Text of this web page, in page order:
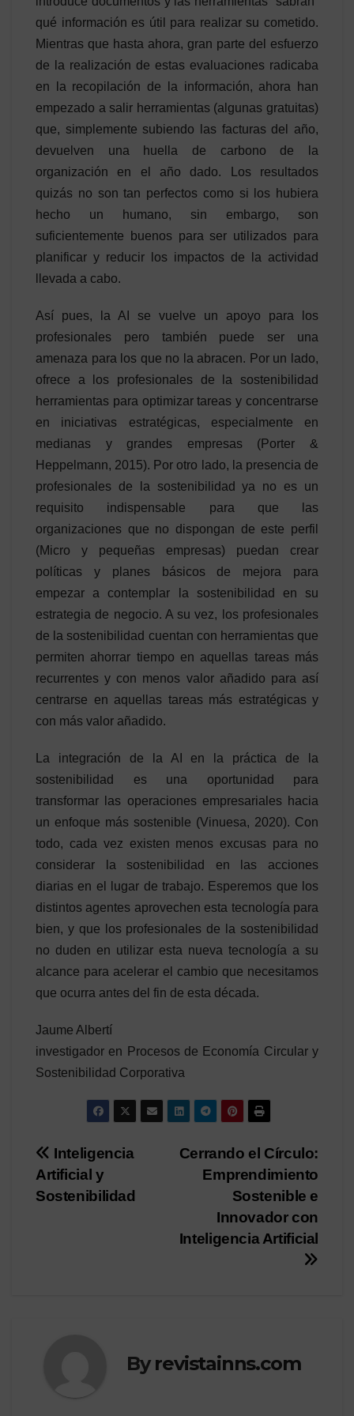
qué información es útil para realizar su cometido.
Mientras que hasta ahora, gran parte del esfuerzo
de la realización de estas evaluaciones radicaba
en la recopilación de la información, ahora han
empezado a salir herramientas (algunas gratuitas)
que, simplemente subiendo las facturas del año,
devuelven una huella de carbono de la
organización en el año dado. Los resultados
quizás no son tan perfectos como si los hubiera
hecho un humano, sin embargo, son
suficientemente buenos para ser utilizados para
planificar y reducir los impactos de la actividad
llevada a cabo.
Así pues, la AI se vuelve un apoyo para los
profesionales pero también puede ser una
amenaza para los que no la abracen. Por un lado,
ofrece a los profesionales de la sostenibilidad
herramientas para optimizar tareas y concentrarse
en iniciativas estratégicas, especialmente en
medianas y grandes empresas (Porter &
Heppelmann, 2015). Por otro lado, la presencia de
profesionales de la sostenibilidad ya no es un
requisito indispensable para que las
organizaciones que no dispongan de este perfil
(Micro y pequeñas empresas) puedan crear
políticas y planes básicos de mejora para
empezar a contemplar la sostenibilidad en su
estrategia de negocio. A su vez, los profesionales
de la sostenibilidad cuentan con herramientas que
permiten ahorrar tiempo en aquellas tareas más
recurrentes y con menos valor añadido para así
centrarse en aquellas tareas más estratégicas y
con más valor añadido.
La integración de la AI en la práctica de la
sostenibilidad es una oportunidad para
transformar las operaciones empresariales hacia
un enfoque más sostenible (Vinuesa, 2020). Con
todo, cada vez existen menos excusas para no
considerar la sostenibilidad en las acciones
diarias en el lugar de trabajo. Esperemos que los
distintos agentes aprovechen esta tecnología para
bien, y que los profesionales de la sostenibilidad
no duden en utilizar esta nueva tecnología a su
alcance para acelerar el cambio que necesitamos
que ocurra antes del fin de esta década.
Jaume Albertí
investigador en Procesos de Economía Circular y
Sostenibilidad Corporativa
Post
navigation
Cerrando el Círculo:
Emprendimiento
Sostenible e
Innovador con
Inteligencia Artificial
Inteligencia
Artificial y
Sostenibilidad
By revistainns.com